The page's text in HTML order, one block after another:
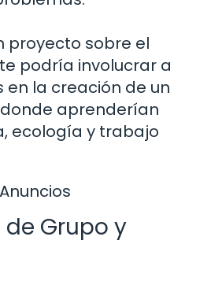
proyecto sobre el
podría involucrar a
en la creación de un
aprenderían
ecología y trabajo
Anuncios
Grupo y